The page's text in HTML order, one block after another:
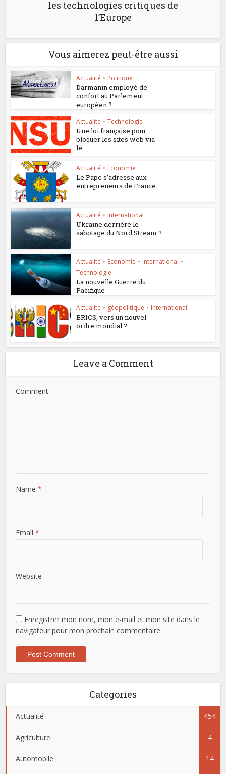
les technologies critiques de
l’Europe
Vous aimerez peut-être aussi
Actualité • Politique
Darmanin employé de
confort au Parlement
européen ?
Actualité • Technologie
Une loi française pour
bloquer les sites web via
le...
Actualité • Economie
Le Pape s’adresse aux
entrepreneurs de France
Actualité • International
Ukraine derrière le
sabotage du Nord Stream ?
Actualité • Economie • International •
Technologie
La nouvelle Guerre du
Pacifique
Actualité • géopolitique • International
BRICS, vers un nouvel
ordre mondial ?
Leave a Comment
Comment
Name *
Email *
Website
Enregistrer mon nom, mon e-mail et mon site dans le
navigateur pour mon prochain commentaire.
Categories
Actualité 454
Agriculture 4
Automobile 14